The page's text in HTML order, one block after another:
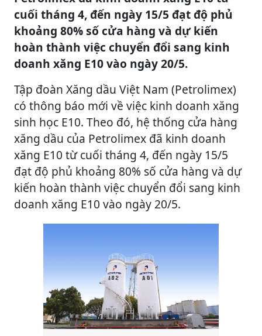
cuối tháng 4, đến ngày 15/5 đạt độ phủ
khoảng 80% số cửa hàng và dự kiến
hoàn thành việc chuyển đổi sang kinh
doanh xăng E10 vào ngày 20/5.
Tập đoàn Xăng dầu Việt Nam (Petrolimex)
có thông báo mới về việc kinh doanh xăng
sinh học E10. Theo đó, hệ thống cửa hàng
xăng dầu của Petrolimex đã kinh doanh
xăng E10 từ cuối tháng 4, đến ngày 15/5
đạt độ phủ khoảng 80% số cửa hàng và dự
kiến hoàn thành việc chuyển đổi sang kinh
doanh xăng E10 vào ngày 20/5.